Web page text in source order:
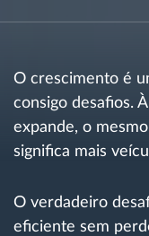
Ver todas as
Como
atividade da frota
O crescimento é
consigo desafios.
expande, o
significa mais
O verdadeiro
eficiente sem